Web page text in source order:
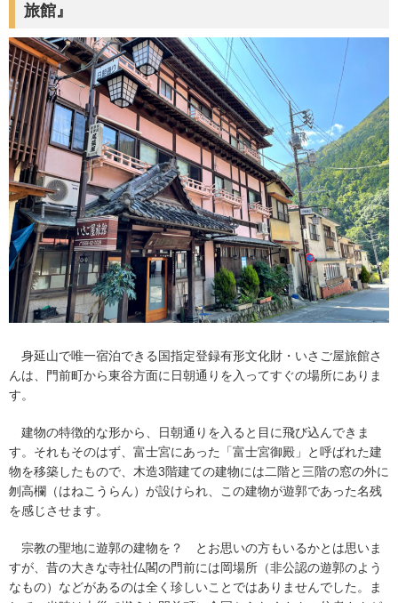
旅館』
身延山で唯一宿泊できる国指定登録有形文化財・いさご屋旅館さ
んは、門前町から東谷方面に日朝通りを入ってすぐの場所にありま
す。
建物の特徴的な形から、日朝通りを入ると目に飛び込んできま
す。それもそのはず、富士宮にあった「富士宮御殿」と呼ばれた建
物を移築したもので、木造3階建ての建物には二階と三階の窓の外に
刎高欄（はねこうらん）が設けられ、この建物が遊郭であった名残
を感じさせます。
宗教の聖地に遊郭の建物を？ とお思いの方もいるかとは思いま
すが、昔の大きな寺社仏閣の門前には岡場所（非公認の遊郭のよう
なもの）などがあるのは全く珍しいことではありませんでした。ま